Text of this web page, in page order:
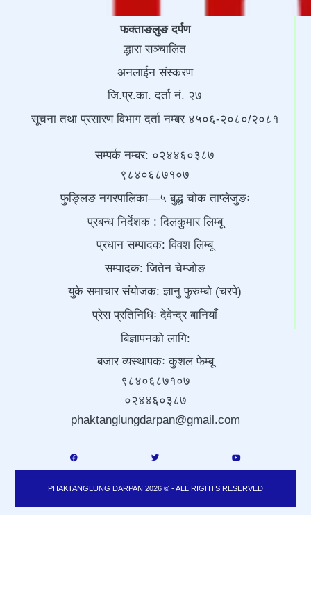
फक्ताङलुङ दर्पण
द्धारा सञ्चालित
अनलाईन संस्करण
जि.प्र.का. दर्ता नं. २७
सूचना तथा प्रसारण विभाग दर्ता नम्बर ४५०६-२०८०/२०८१
सम्पर्क नम्बर: ०२४४६०३८७
९८४०६८७१०७
फुङ्लिङ नगरपालिका—५ बुद्ध चोक ताप्लेजुङः
प्रबन्ध निर्देशक : दिलकुमार लिम्बू
प्रधान सम्पादक: विवश लिम्बू
सम्पादक: जितेन चेम्जोङ
युके समाचार संयोजक: ज्ञानु फुरुम्बो (चरपे)
प्रेस प्रतिनिधिः देवेन्द्र बानियाँ
बिज्ञापनको लागि:
बजार व्यस्थापकः कुशल फेम्बू
९८४०६८७१०७
०२४४६०३८७
phaktanglungdarpan@gmail.com
PHAKTANGLUNG DARPAN 2026 © - ALL RIGHTS RESERVED